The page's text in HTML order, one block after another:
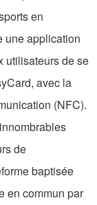
en
une application
utilisateurs de se
avec la
(NFC).
de
baptisée
en commun par